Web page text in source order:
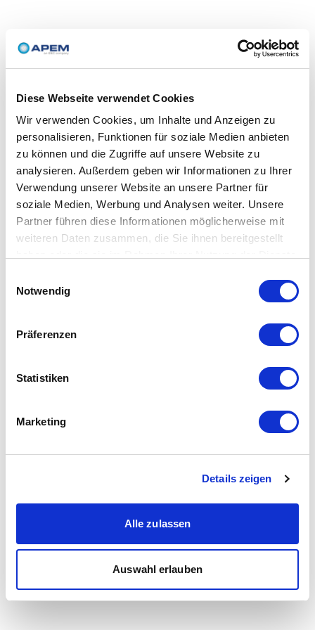
Diese Webseite verwendet Cookies
Wir verwenden Cookies, um Inhalte und Anzeigen zu
personalisieren, Funktionen für soziale Medien anbieten
zu können und die Zugriffe auf unsere Website zu
analysieren. Außerdem geben wir Informationen zu Ihrer
Verwendung unserer Website an unsere Partner für
soziale Medien, Werbung und Analysen weiter. Unsere
Partner führen diese Informationen möglicherweise mit
weiteren Daten zusammen, die Sie ihnen bereitgestellt
Notwendig
Präferenzen
Statistiken
Marketing
Details zeigen
Alle zulassen
Auswahl erlauben